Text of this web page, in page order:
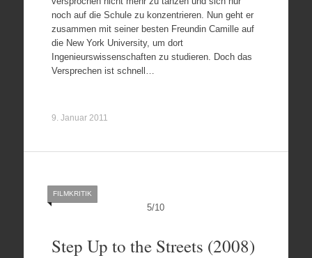
noch auf die Schule zu konzentrieren. Nun geht er
zusammen mit seiner besten Freundin Camille auf
die New York University, um dort
Ingenieurswissenschaften zu studieren. Doch das
Versprechen ist schnell…
9. Januar 2011
5/10
FILMKRITIK
Step Up to the Streets (2008)